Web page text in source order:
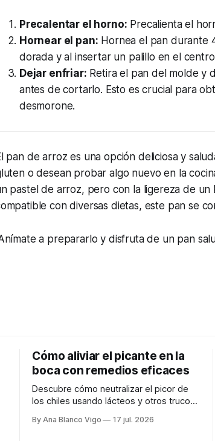
Precalentar el horno: Precalienta el
Hornear el pan: Hornea el pan durante
dorada y al insertar un palillo en el
Dejar enfriar: Retira el pan del molde y
antes de cortarlo. Esto es crucial para
desmorone.
pan de arroz es una opción deliciosa y
o desean probar algo nuevo en la
pastel de arroz, pero con la ligereza de
con diversas dietas, este pan se
a prepararlo y disfruta de un pan
Cómo aliviar el picante en la
boca con remedios eficaces
Descubre cómo neutralizar el picor de
los chiles usando lácteos y otros trucos
rápidamente.
By Ana Blanco Vigo 17 jul. 2026